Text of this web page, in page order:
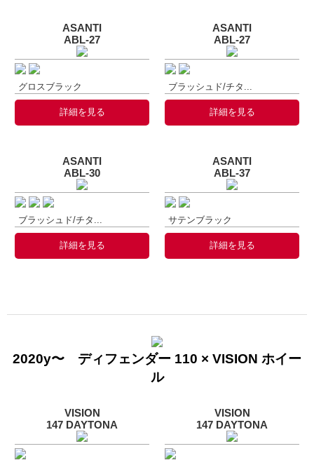
ASANTI
ABL-27
グロスブラック
詳細を見る
ASANTI
ABL-27
ブラッシュド/チタ...
詳細を見る
ASANTI
ABL-30
ブラッシュド/チタ...
詳細を見る
ASANTI
ABL-37
サテンブラック
詳細を見る
2020y〜 ディフェンダー 110 × VISION ホイー
ル
VISION
147 DAYTONA
VISION
147 DAYTONA